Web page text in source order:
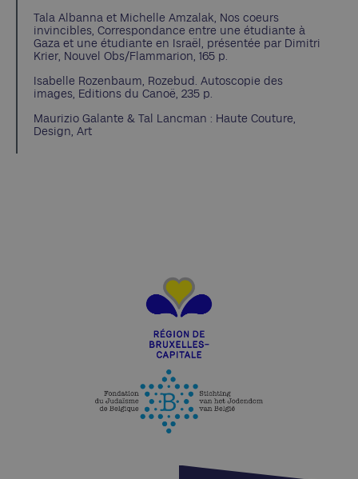
Tala Albanna et Michelle Amzalak, Nos coeurs
invincibles, Correspondance entre une étudiante à
Gaza et une étudiante en Israël, présentée par Dimitri
Krier, Nouvel Obs/Flammarion, 165 p.
Isabelle Rozenbaum, Rozebud. Autoscopie des
images, Editions du Canoë, 235 p.
Maurizio Galante & Tal Lancman : Haute Couture,
Design, Art